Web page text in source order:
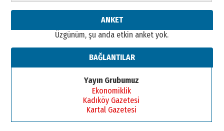
ANKET
Üzgünüm, şu anda etkin anket yok.
BAĞLANTILAR
Yayın Grubumuz
Ekonomiklik
Kadıköy Gazetesi
Kartal Gazetesi